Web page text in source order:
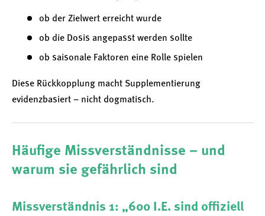
ob der Zielwert erreicht wurde
ob die Dosis angepasst werden sollte
ob saisonale Faktoren eine Rolle spielen
Diese Rückkopplung macht Supplementierung
evidenzbasiert – nicht dogmatisch.
Häufige Missverständnisse – und
warum sie gefährlich sind
Missverständnis 1: „600 I.E. sind offiziell